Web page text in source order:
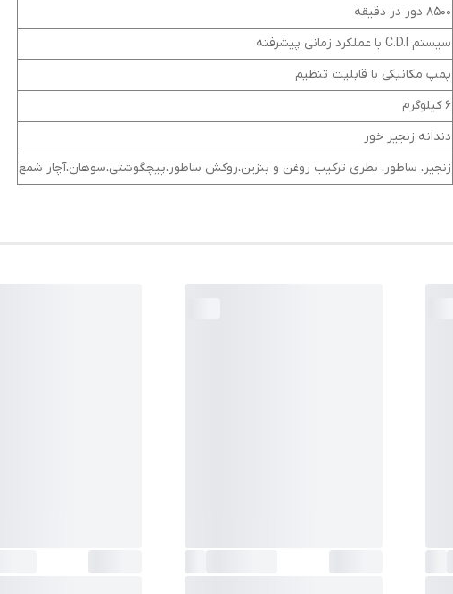
8500 دور در دقیقه
سیستم C.D.I با عملکرد زمانی پیشرفته
پمپ مکانیکی با قابلیت تنظیم
6 کیلوگرم
دندانه زنجیر خور
زنجیر، ساطور، بطری ترکیب روغن و بنزین،روکش ساطور،پیچگوشتی،سوهان،آچار شمع